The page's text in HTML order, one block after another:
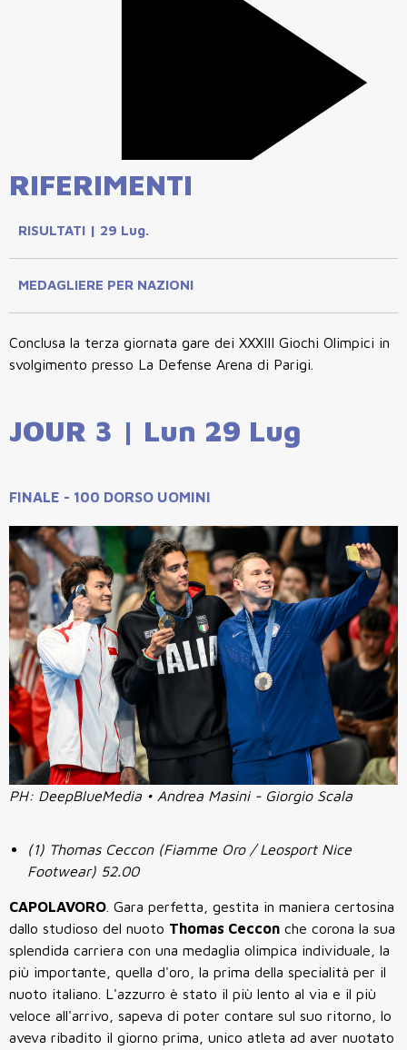
RIFERIMENTI
RISULTATI | 29 Lug.
MEDAGLIERE PER NAZIONI
Conclusa la terza giornata gare dei XXXIII Giochi Olimpici in
svolgimento presso La Defense Arena di Parigi.
JOUR 3 | Lun 29 Lug
FINALE - 100 DORSO UOMINI
PH: DeepBlueMedia • Andrea Masini - Giorgio Scala
(1) Thomas Ceccon (Fiamme Oro / Leosport Nice
Footwear) 52.00
CAPOLAVORO . Gara perfetta, gestita in maniera certosina
dallo studioso del nuoto Thomas Ceccon che corona la sua
splendida carriera con una medaglia olimpica individuale, la
più importante, quella d'oro, la prima della specialità per il
nuoto italiano. L'azzurro è stato il più lento al via e il più
veloce all'arrivo, sapeva di poter contare sul suo ritorno, lo
aveva ribadito il giorno prima, unico atleta ad aver nuotato